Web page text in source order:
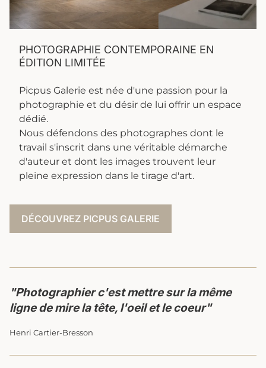
PHOTOGRAPHIE CONTEMPORAINE EN
ÉDITION LIMITÉE
Picpus Galerie est née d'une passion pour la
photographie et du désir de lui offrir un espace
dédié.
Nous défendons des photographes dont le
travail s'inscrit dans une véritable démarche
d'auteur et dont les images trouvent leur
pleine expression dans le tirage d'art.
DÉCOUVREZ PICPUS GALERIE
"Photographier c'est mettre sur la même
ligne de mire la tête, l'oeil et le coeur"
Henri Cartier-Bresson